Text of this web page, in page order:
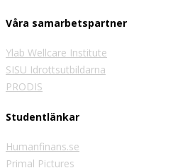
Våra samarbetspartner
Ylab Wellcare Institute
SISU Idrottsutbildarna
PRODIS
Studentlänkar
Humanfinans.se
Primal Pictures